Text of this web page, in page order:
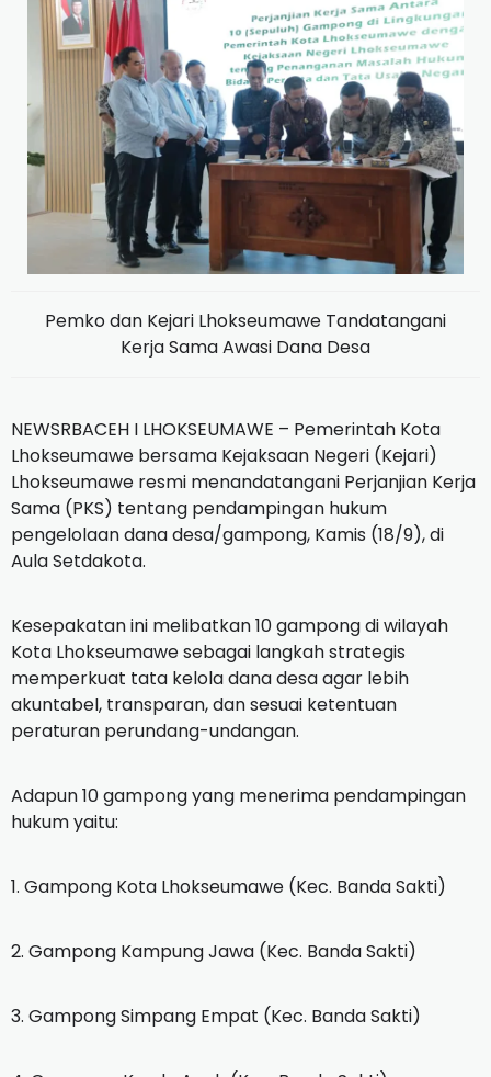
Pemko dan Kejari Lhokseumawe Tandatangani
Kerja Sama Awasi Dana Desa
NEWSRBACEH I LHOKSEUMAWE – Pemerintah Kota
Lhokseumawe bersama Kejaksaan Negeri (Kejari)
Lhokseumawe resmi menandatangani Perjanjian Kerja
Sama (PKS) tentang pendampingan hukum
pengelolaan dana desa/gampong, Kamis (18/9), di
Aula Setdakota.
Kesepakatan ini melibatkan 10 gampong di wilayah
Kota Lhokseumawe sebagai langkah strategis
memperkuat tata kelola dana desa agar lebih
akuntabel, transparan, dan sesuai ketentuan
peraturan perundang-undangan.
Adapun 10 gampong yang menerima pendampingan
hukum yaitu:
1. Gampong Kota Lhokseumawe (Kec. Banda Sakti)
2. Gampong Kampung Jawa (Kec. Banda Sakti)
3. Gampong Simpang Empat (Kec. Banda Sakti)